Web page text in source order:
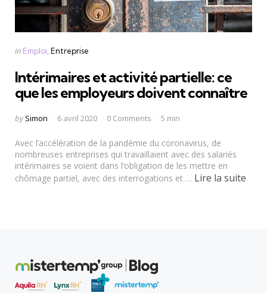
Categories
Posted
in Emploi Entreprise
Intérimaires et activité partielle: ce
que les employeurs doivent connaître
Posted
by Simon 6 avril 2020 0 Comments 5 min
Avec l’accélération de la pandémie du coronavirus, de
nombreuses entreprises qui travaillaient avec des salariés
intérimaires se voient dans l’obligation de les mettre en
chômage partiel, avec des interrogations et … Lire la suite